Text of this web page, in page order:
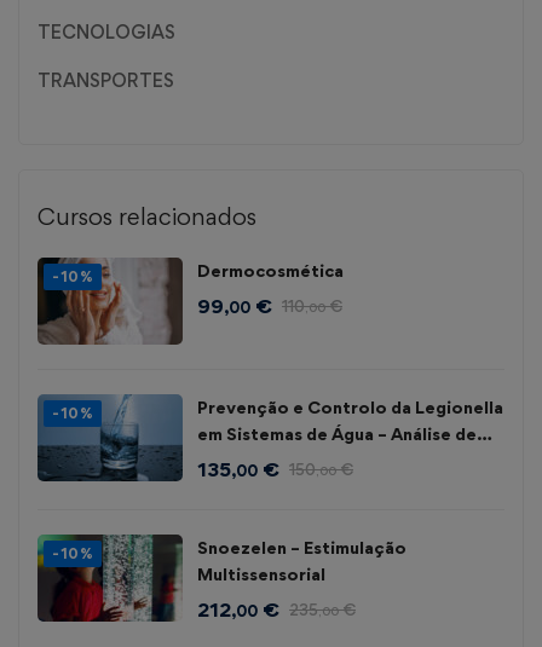
TECNOLOGIAS
TRANSPORTES
Cursos relacionados
-10% Dermocosmética
99,00 € 110,00 €
-10%
Prevenção e Controlo da Legionella
em Sistemas de Água – Análise de
Risco
135,00 € 150,00 €
-10%
Snoezelen – Estimulação
Multissensorial
212,00 € 235,00 €